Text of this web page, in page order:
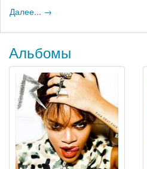
Далее... →
Альбомы